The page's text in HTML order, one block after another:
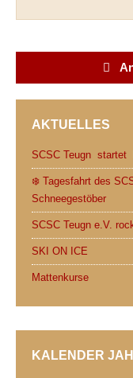
AKTUELLES
SCSC Teugn startet
❄️ Tagesfahrt des
Schneegestöber
SCSC Teugn e.V.
SKI ON ICE
Mattenkurse
KALENDER